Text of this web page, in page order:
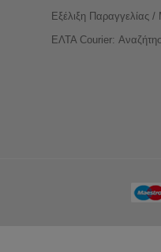
Εξέλιξη Παραγγελίας
ΕΛΤΑ Courier: